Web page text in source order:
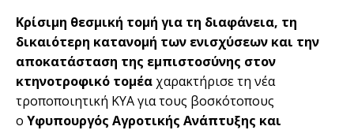
Κρίσιμη θεσμική τομή για τη διαφάνεια, τη
δικαιότερη κατανομή των ενισχύσεων και την
αποκατάσταση της εμπιστοσύνης στον
κτηνοτροφικό τομέα χαρακτήρισε τη νέα
τροποποιητική ΚΥΑ για τους βοσκότοπους
ο Υφυπουργός Αγροτικής Ανάπτυξης και